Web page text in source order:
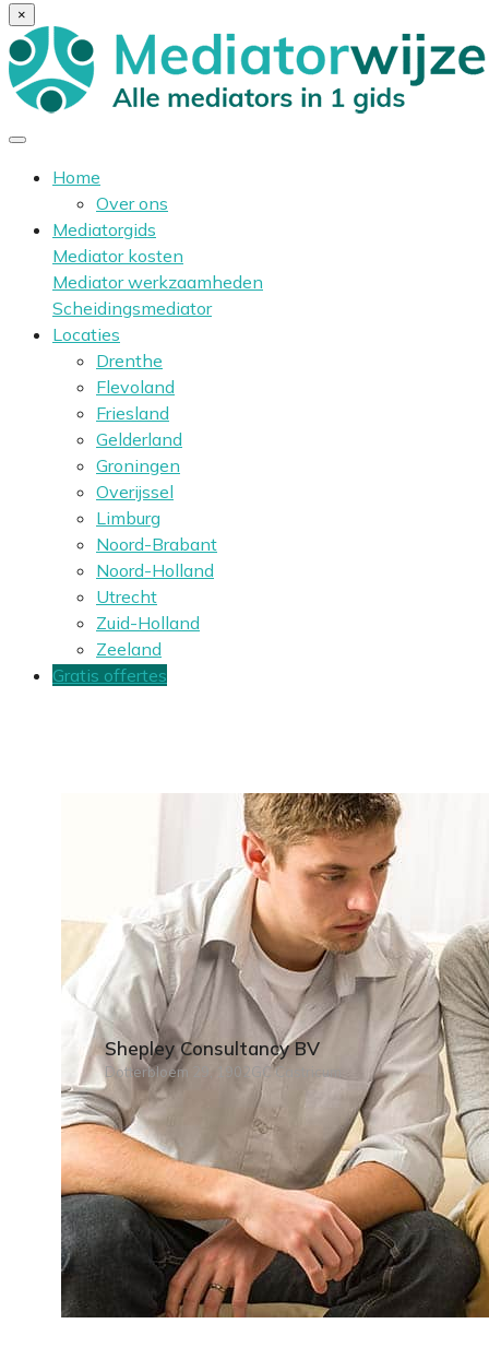
×
Home
Over ons
Mediatorgids
Mediator kosten
Mediator werkzaamheden
Scheidingsmediator
Locaties
Drenthe
Flevoland
Friesland
Gelderland
Groningen
Overijssel
Limburg
Noord-Brabant
Noord-Holland
Utrecht
Zuid-Holland
Zeeland
Gratis offertes
Shepley Consultancy BV
Dotterbloem 29, 1902GC Castricum